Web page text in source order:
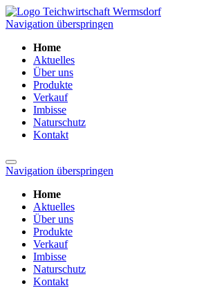
Navigation überspringen
Home
Aktuelles
Über uns
Produkte
Verkauf
Imbisse
Naturschutz
Kontakt
Navigation überspringen
Home
Aktuelles
Über uns
Produkte
Verkauf
Imbisse
Naturschutz
Kontakt